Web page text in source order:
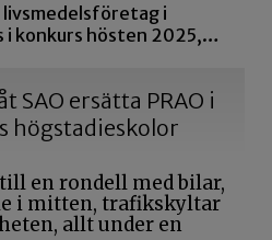
i
i konkurs hösten 2025,…
SAO ersätta PRAO i
högstadieskolor